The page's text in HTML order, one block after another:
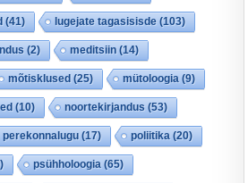
(41) lugejate tagasisisde (103)
(2) meditsiin (14)
mõtisklused (25) mütoloogia (9)
(10) noortekirjandus (53)
perekonnalugu (17) poliitika (20)
psühholoogia (65)